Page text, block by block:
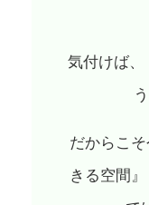
気付けば、
だからこ
きる空間